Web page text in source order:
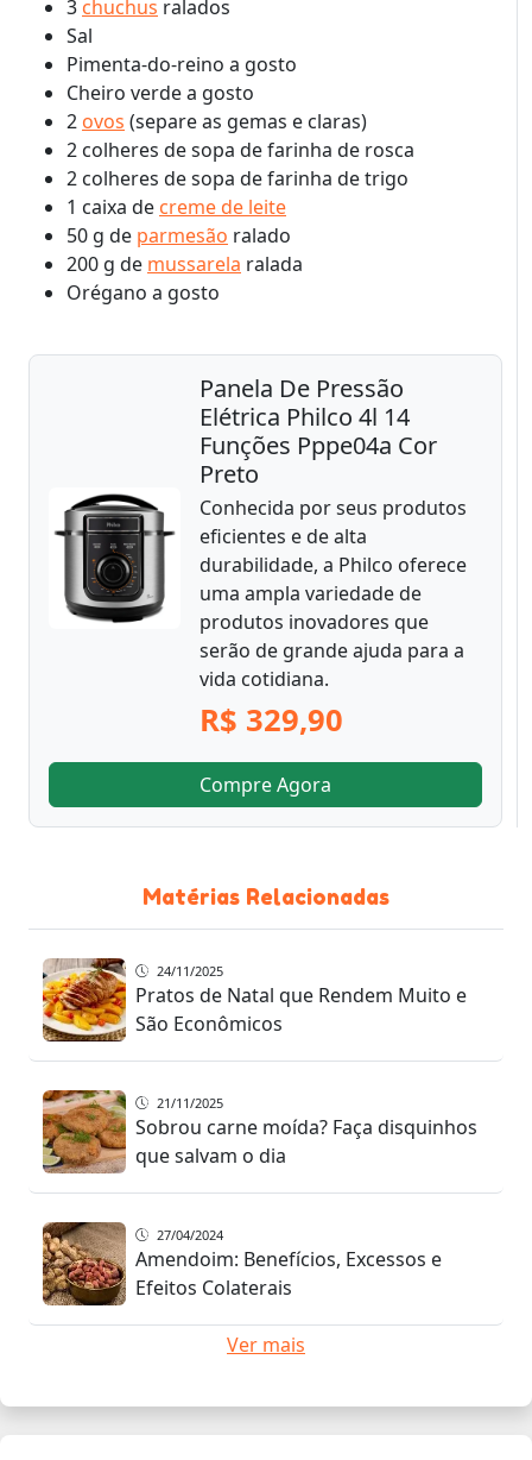
3 chuchus ralados
Sal
Pimenta-do-reino a gosto
Cheiro verde a gosto
2 ovos (separe as gemas e claras)
2 colheres de sopa de farinha de rosca
2 colheres de sopa de farinha de trigo
1 caixa de creme de leite
50 g de parmesão ralado
200 g de mussarela ralada
Orégano a gosto
Panela De Pressão
Elétrica Philco 4l 14
Funções Pppe04a Cor
Preto
Conhecida por seus produtos
eficientes e de alta
durabilidade, a Philco oferece
uma ampla variedade de
produtos inovadores que
serão de grande ajuda para a
vida cotidiana.
R$ 329,90
Compre Agora
Matérias Relacionadas
24/11/2025
Pratos de Natal que Rendem Muito e
São Econômicos
21/11/2025
Sobrou carne moída? Faça disquinhos
que salvam o dia
27/04/2024
Amendoim: Benefícios, Excessos e
Efeitos Colaterais
Ver mais